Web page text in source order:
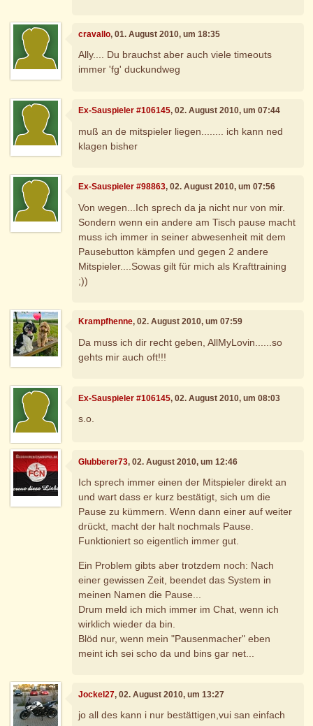
cravallo, 01. August 2010, um 18:35
Ally.... Du brauchst aber auch viele timeouts
immer 'fg' duckundweg
Ex-Sauspieler #106145, 02. August 2010, um 07:44
muß an de mitspieler liegen........ ich kann ned
klagen bisher
Ex-Sauspieler #98863, 02. August 2010, um 07:56
Von wegen...Ich sprech da ja nicht nur von mir.
Sondern wenn ein andere am Tisch pause macht
muss ich immer in seiner abwesenheit mit dem
Pausebutton kämpfen und gegen 2 andere
Mitspieler....Sowas gilt für mich als Krafttraining
;))
Krampfhenne, 02. August 2010, um 07:59
Da muss ich dir recht geben, AllMyLovin......so
gehts mir auch oft!!!
Ex-Sauspieler #106145, 02. August 2010, um 08:03
s.o.
Glubberer73, 02. August 2010, um 12:46
Ich sprech immer einen der Mitspieler direkt an
und wart dass er kurz bestätigt, sich um die
Pause zu kümmern. Wenn dann einer auf weiter
drückt, macht der halt nochmals Pause.
Funktioniert so eigentlich immer gut.
Ein Problem gibts aber trotzdem noch: Nach
einer gewissen Zeit, beendet das System in
meinen Namen die Pause...
Drum meld ich mich immer im Chat, wenn ich
wirklich wieder da bin.
Blöd nur, wenn mein "Pausenmacher" eben
meint ich sei scho da und bins gar net...
Jockel27, 02. August 2010, um 13:27
jo all des kann i nur bestättigen,vui san einfach